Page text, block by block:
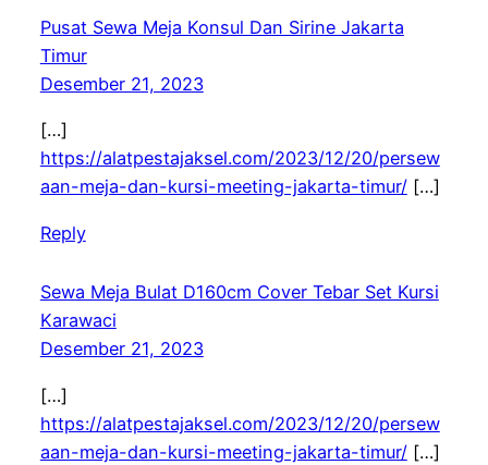
Pusat Sewa Meja Konsul Dan Sirine Jakarta
Timur
Desember 21, 2023
[…]
https://alatpestajaksel.com/2023/12/20/persew
aan-meja-dan-kursi-meeting-jakarta-timur/[…]
Reply
Sewa Meja Bulat D160cm Cover Tebar Set Kursi
Karawaci
Desember 21, 2023
[…]
https://alatpestajaksel.com/2023/12/20/persew
aan-meja-dan-kursi-meeting-jakarta-timur/[…]